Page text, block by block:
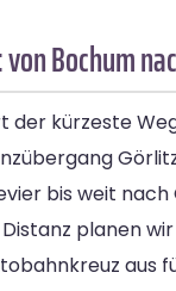
Bochum
der kürzeste
bis weit nach
planen
aus